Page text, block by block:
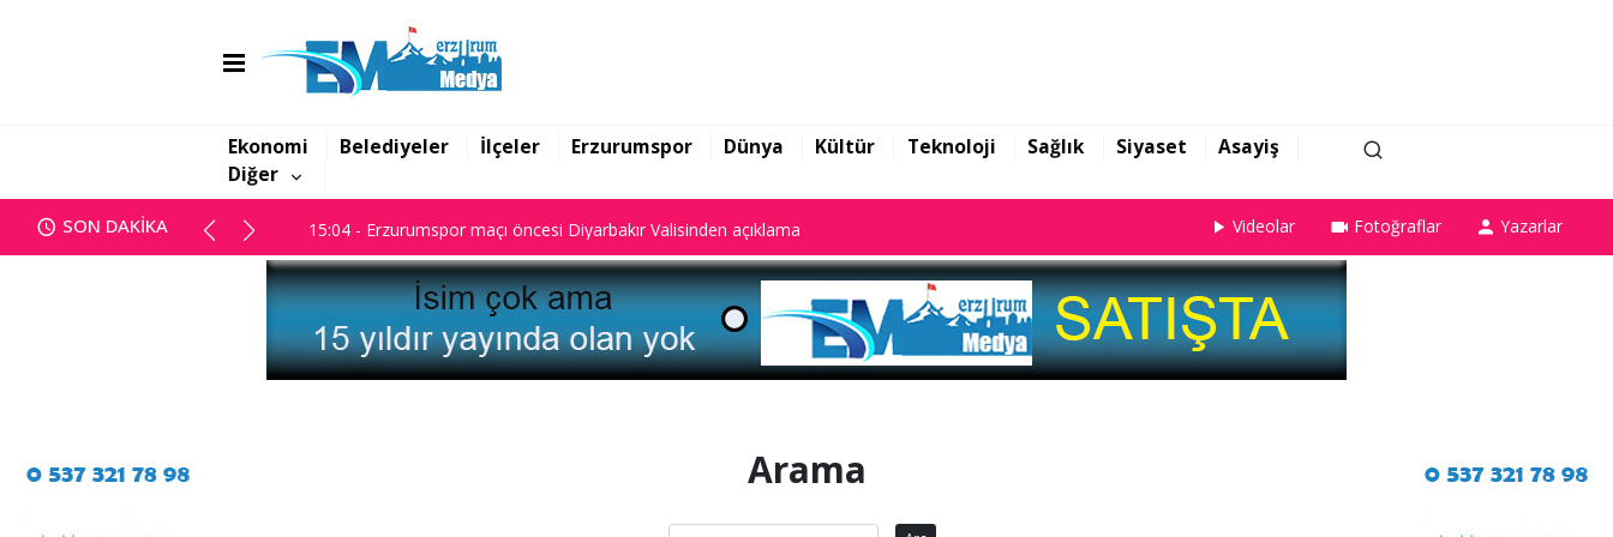
Ekonomi Belediyeler İlçeler Erzurumspor Dünya Kültür Teknoloji Sağlık Siyaset
Asayiş
Diğer
SON DAKİKA
14:45 - Başsavcılık; "Yanan dosyalar dijital sistemde kayıtlı."
15:04 - Erzurumspor maçı öncesi Diyarbakır Valisinden açıklama
15:04 - Erzurumspor maçı öncesi Diyarbakır Valisinden açıklama Videolar Fotoğraflar Yazarlar
Arama